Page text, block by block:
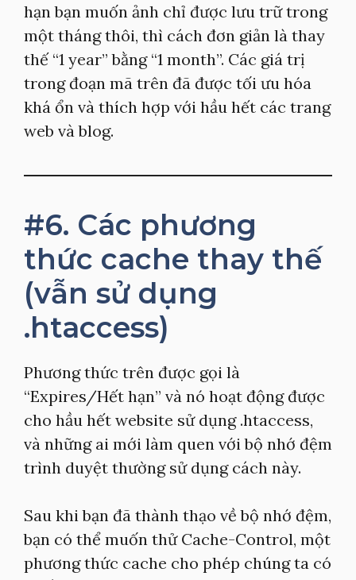
hạn bạn muốn ảnh chỉ được lưu trữ trong
một tháng thôi, thì cách đơn giản là thay
thế “1 year” bằng “1 month”. Các giá trị
trong đoạn mã trên đã được tối ưu hóa
khá ổn và thích hợp với hầu hết các trang
web và blog.
#6. Các phương
thức cache thay thế
(vẫn sử dụng
.htaccess)
Phương thức trên được gọi là
“Expires/Hết hạn” và nó hoạt động được
cho hầu hết website sử dụng .htaccess,
và những ai mới làm quen với bộ nhớ đệm
trình duyệt thường sử dụng cách này.
Sau khi bạn đã thành thạo về bộ nhớ đệm,
bạn có thể muốn thử Cache-Control, một
phương thức cache cho phép chúng ta có